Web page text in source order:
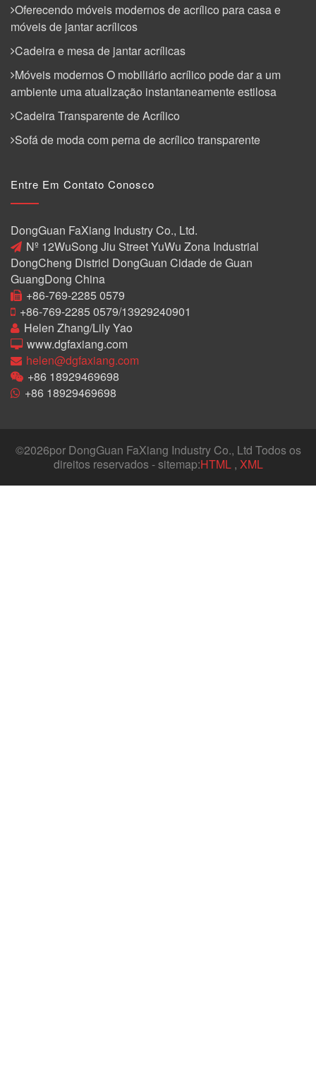
Oferecendo móveis modernos de acrílico para casa e
móveis de jantar acrílicos
Cadeira e mesa de jantar acrílicas
Móveis modernos O mobiliário acrílico pode dar a um
ambiente uma atualização instantaneamente estilosa
Cadeira Transparente de Acrílico
Sofá de moda com perna de acrílico transparente
Entre Em Contato Conosco
DongGuan FaXiang Industry Co., Ltd.
Nº 12WuSong Jiu Street YuWu Zona Industrial
DongCheng Districl DongGuan Cidade de Guan
GuangDong China
+86-769-2285 0579
+86-769-2285 0579/13929240901
Helen Zhang/Lily Yao
www.dgfaxiang.com
helen@dgfaxiang.com
+86 18929469698
+86 18929469698
©2026por DongGuan FaXiang Industry Co., Ltd Todos os
direitos reservados - sitemap:HTML, XML